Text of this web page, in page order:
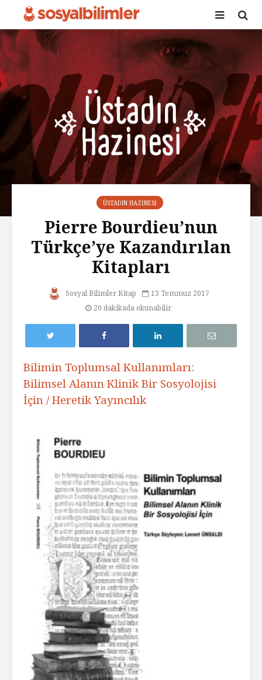
ÜSTADIN HAZINESI
Pierre Bourdieu’nun
Türkçe’ye Kazandırılan
Kitapları
Sosyal Bilimler Kitap
13 Temmuz 2017
20 dakikada okunabilir
Bilimin Toplumsal Kullanımları:
Bilimsel Alanın Klinik Bir Sosyolojisi
İçin / Heretik Yayıncılık